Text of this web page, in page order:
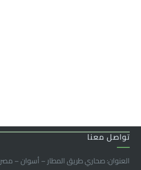
تواصل معنا
العنوان: صحاري طريق المطار – أسوان – مصر